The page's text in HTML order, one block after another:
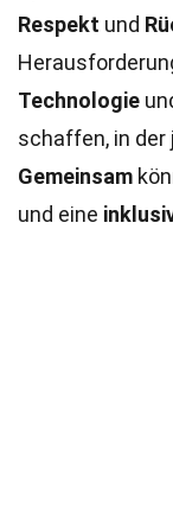
Respekt und
Technologie
schaffen, in der
Gemeinsam
und eine